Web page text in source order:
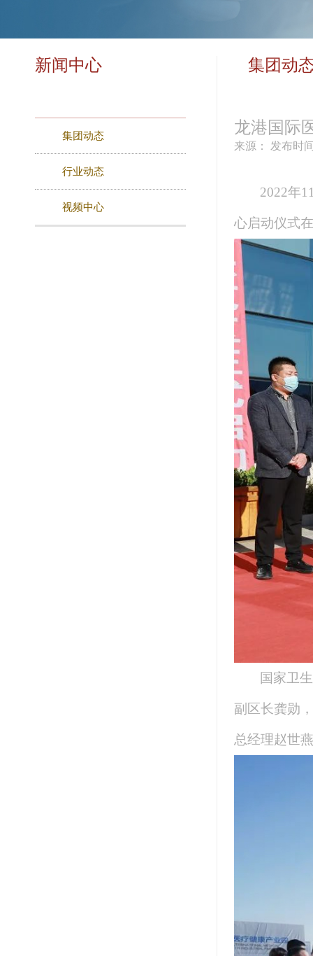
新闻中心
集团动态
行业动态
视频中心
集团动
龙港国际
来源： 发布时
2022年
心启动仪式
国家卫
副区长龚勋
总经理赵世